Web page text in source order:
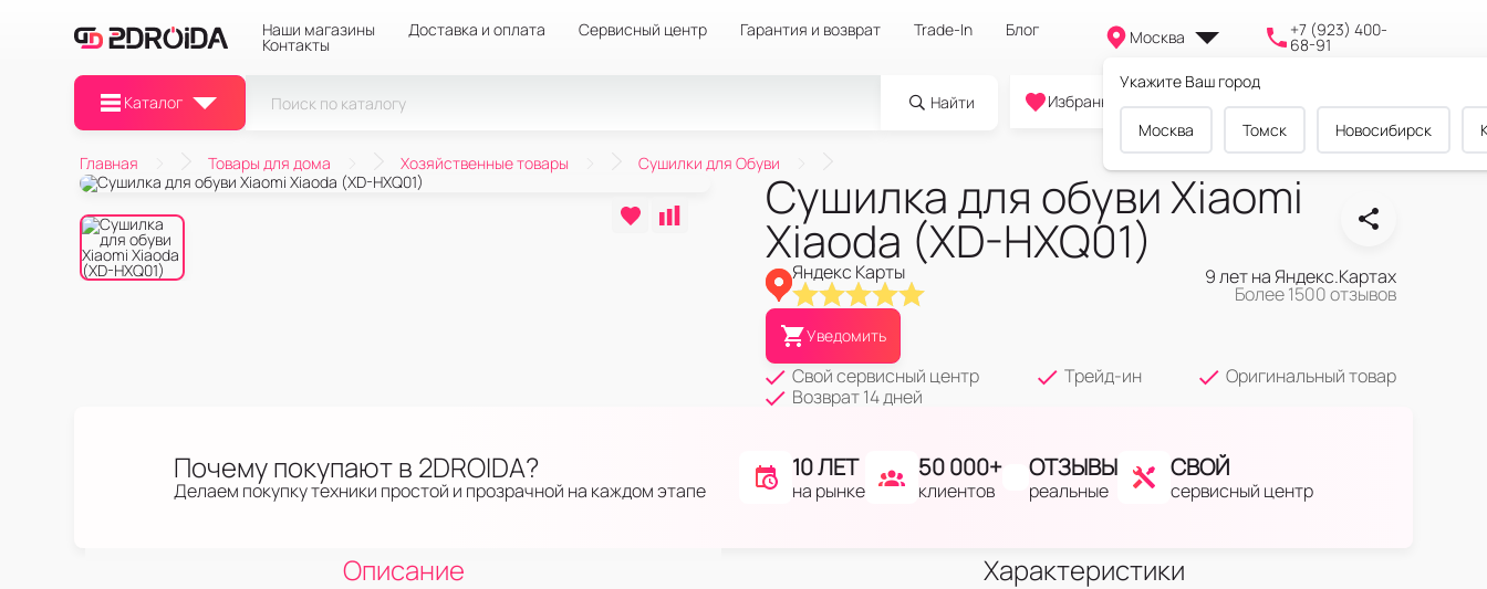
Наши магазины Доставка и оплата Сервисный центр Гарантия и возврат Trade-In Блог
Контакты Москва
Укажите Ваш город
Москва Томск Новосибирск
+7 (923) 400-
68-91
Каталог Найти
0
Избранное Cравнение Корзина
Главная Товары для дома Хозяйственные товары Сушилки для Обуви
Сушилка для обуви Xiaomi
Xiaoda (XD-HXQ01)
Яндекс Карты 9 лет на Яндекс.Картах
Более 1500 отзывов
Уведомить
Свой сервисный центр Трейд-ин
Оригинальный товар
Возврат 14 дней
Почему покупают в 2DROIDA?
Делаем покупку техники простой и прозрачной на каждом этапе
10 ЛЕТ
на рынке
50 000+
клиентов
ОТЗЫВЫ
реальные
СВОЙ
сервисный центр
Описание Характеристики